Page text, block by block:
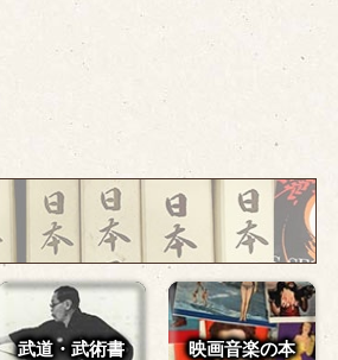
武道・武術書 映画音楽の本